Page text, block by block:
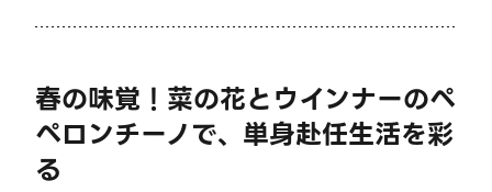
春の味覚！菜の花とウインナーのペ
ペロンチーノで、単身赴任生活を彩
る